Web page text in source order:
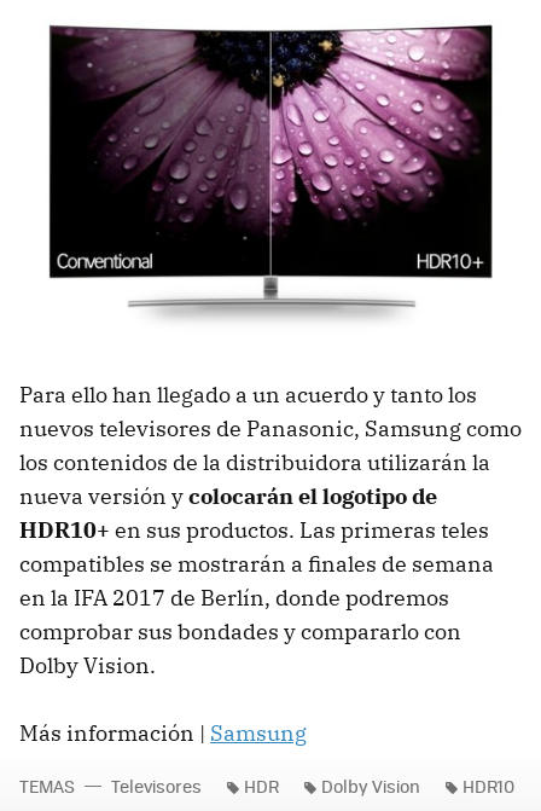
Para ello han llegado a un acuerdo y tanto los
nuevos televisores de Panasonic, Samsung como
los contenidos de la distribuidora utilizarán la
nueva versión ycolocarán el logotipo de
HDR10+ en sus productos. Las primeras teles
compatibles se mostrarán a finales de semana
en la IFA 2017 de Berlín, donde podremos
comprobar sus bondades y compararlo con
Dolby Vision.
Más información | Samsung
TEMAS Televisores HDR Dolby Vision HDR10